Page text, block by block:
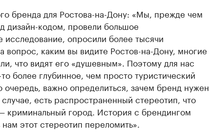
бренда для Ростова-на-Дону: «Мы, прежде чем
дизайн-кодом, провели большое
исследование, опросили более тысячи
вопрос, каким вы видите Ростов-на-Дону, многие
что видят его «душевным». Поэтому для нас
более глубинное, чем просто туристический
очередь, важно определиться, зачем бренд нужен
есть распространенный стереотип, что
криминальный город. История с брендингом
этот стереотип переломить».